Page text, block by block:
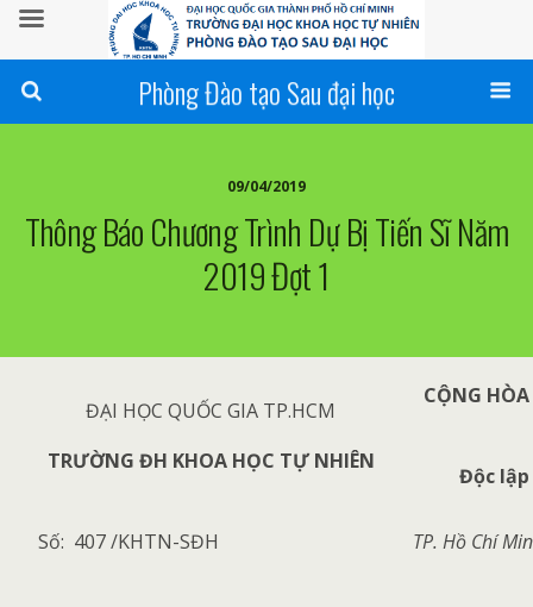
Phòng Đào tạo Sau đại học
09/04/2019
Thông Báo Chương Trình Dự Bị Tiến Sĩ Năm
2019 Đợt 1
ĐẠI HỌC QUỐC GIA TP.HCM
TRƯỜNG ĐH KHOA HỌC TỰ NHIÊN
CỘNG
Độc lập
Số: 407 /KHTN-SĐH TP. Hồ Chí